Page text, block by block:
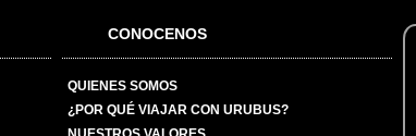
CONOCENOS
QUIENES SOMOS
¿POR QUÉ VIAJAR CON URUBUS?